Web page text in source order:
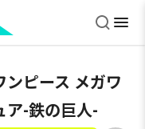
ンピース メガワ
ア-鉄の巨人-